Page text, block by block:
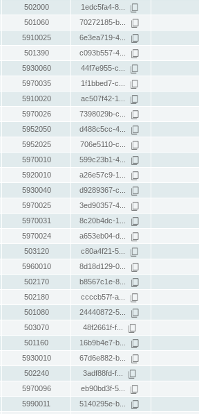
502000 1edc5fa4-8...
501060 70272185-b...
5910025 6e3ea719-4...
501390 c093b557-4...
5930060 44f7e955-c...
5970035 1f1bbed7-c...
5910020 ac507f42-1...
5970026 7398029b-c...
5952050 d488c5cc-4...
5952025 706e5110-c...
5970010 599c23b1-4...
5920010 a26e57c9-1...
5930040 d9289367-c...
5970025 3ed90357-4...
5970031 8c20b4dc-1...
5970024 a653eb04-d...
503120 c80a4f21-5...
5960010 8d18d129-0...
502170 b8567c1e-8...
502180 ccccb57f-a...
501080 24440872-5...
503070 48f2661f-f...
501160 16b9b4e7-b...
5930010 67d6e882-b...
502240 3adf88fd-f...
5970096 eb90bd3f-5...
5990011 5140295e-b...